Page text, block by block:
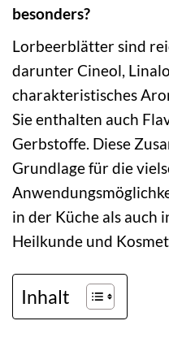
besonders?
Lorbeerblätter sind
darunter Cineol,
charakteristisches
Sie enthalten auch
Gerbstoffe. Diese
Grundlage für die
in der Küche als auch
Heilkunde und
Inhalt